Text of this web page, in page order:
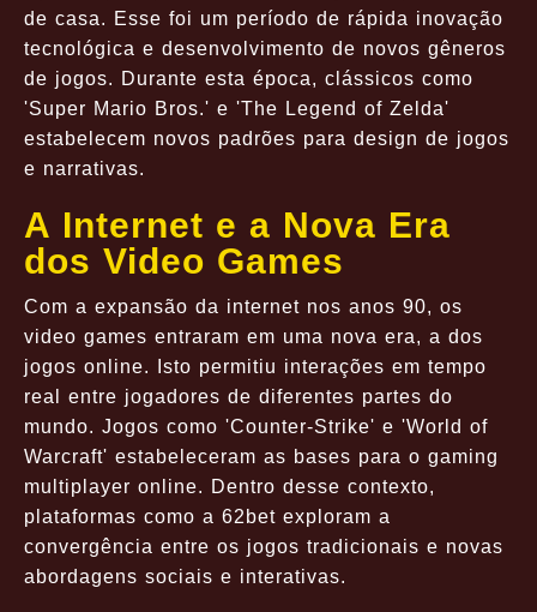
de casa. Esse foi um período de rápida inovação
tecnológica e desenvolvimento de novos gêneros
de jogos. Durante esta época, clássicos como
'Super Mario Bros.' e 'The Legend of Zelda'
estabelecem novos padrões para design de jogos
e narrativas.
A Internet e a Nova Era
dos Video Games
Com a expansão da internet nos anos 90, os
video games entraram em uma nova era, a dos
jogos online. Isto permitiu interações em tempo
real entre jogadores de diferentes partes do
mundo. Jogos como 'Counter-Strike' e 'World of
Warcraft' estabeleceram as bases para o gaming
multiplayer online. Dentro desse contexto,
plataformas como a 62bet exploram a
convergência entre os jogos tradicionais e novas
abordagens sociais e interativas.